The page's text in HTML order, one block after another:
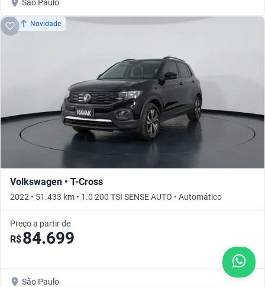
São Paulo
Novidade
Volkswagen • T-Cross
2022 • 51.433 km • 1.0 200 TSI SENSE AUTO • Automático
Preço a partir de
R$84.699
São Paulo